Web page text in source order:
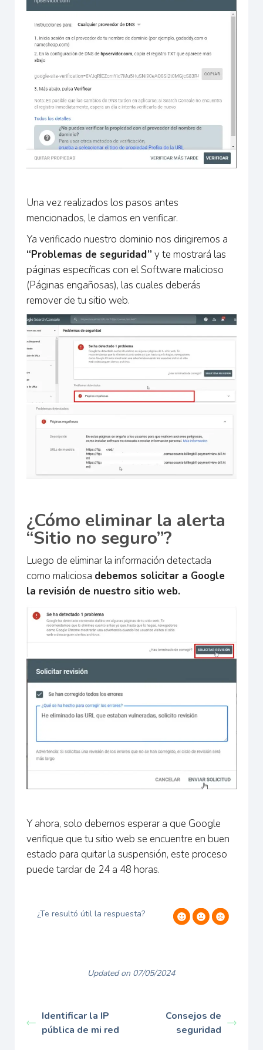
Una vez realizados los pasos antes
mencionados, le damos en verificar.
Ya verificado nuestro dominio nos dirigiremos a
“Problemas de seguridad” y te mostrará las
páginas específicas con el Software malicioso
(Páginas engañosas), las cuales deberás
remover de tu sitio web.
¿Cómo eliminar la alerta
“Sitio no seguro”?
Luego de eliminar la información detectada
como maliciosa debemos solicitar a Google
la revisión de nuestro sitio web.
Y ahora, solo debemos esperar a que Google
verifique que tu sitio web se encuentre en buen
estado para quitar la suspensión, este proceso
puede tardar de 24 a 48 horas.
¿Te resultó útil la respuesta?
Updated on 07/05/2024
Identificar la IP
pública de mi red
Consejos de
seguridad